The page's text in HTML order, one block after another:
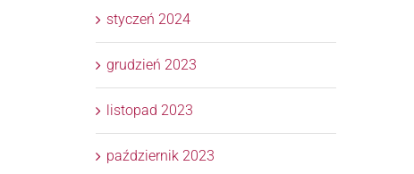
styczeń 2024
grudzień 2023
listopad 2023
październik 2023